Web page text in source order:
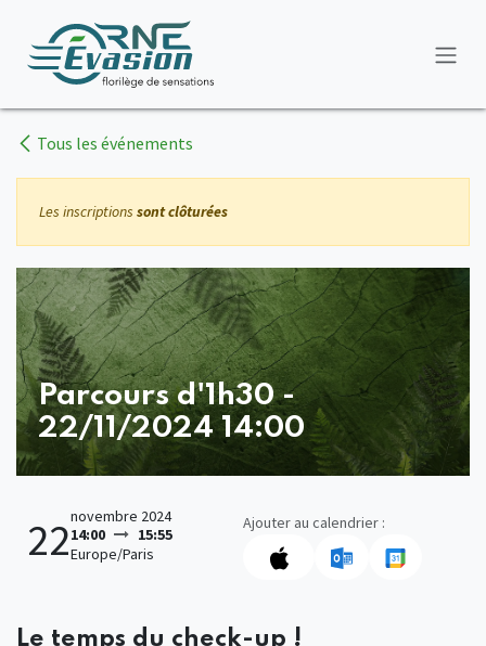
Tous les événements
Les inscriptions sont clôturées
Parcours d'1h30 -
22/11/2024 14:00
22novembre 2024
14:00
15:55
Europe/Paris
Ajouter au calendrier :
Le temps du check-up !